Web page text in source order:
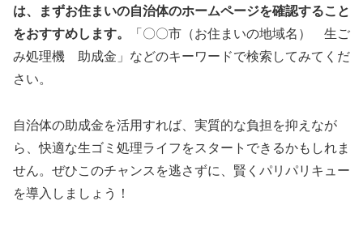
は、まずお住まいの自治体のホームページを確認すること
をおすすめします。
「〇〇市（お住まいの地域名） 生ご
み処理機 助成金」などのキーワードで検索してみてくだ
さい。
自治体の助成金を活用すれば、実質的な負担を抑えなが
ら、快適な生ゴミ処理ライフをスタートできるかもしれま
せん。ぜひこのチャンスを逃さずに、賢くパリパリキュー
を導入しましょう！